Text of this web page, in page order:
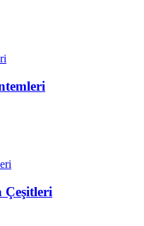
Çeşitleri